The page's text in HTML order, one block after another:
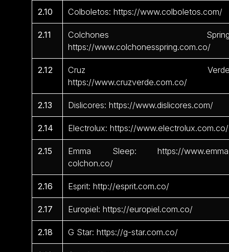
2.10 Colboletos: https://www.colboletos.com/
2.11
Colchones
https://www.colchonesspring.com.co/
2.12
Cruz
https://www.cruzverde.com.co/
2.13 Dislicores: https://www.dislicores.com/
2.14 Electrolux: https://www.electrolux.com.co/
2.15
Emma Sleep: https://
colchon.co/
2.16 Esprit: http://esprit.com.co/
2.17 Europiel: https://europiel.com.co/
2.18 G Star: https://g-star.com.co/